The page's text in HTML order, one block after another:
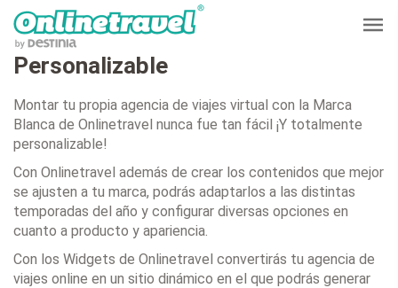
Personalizable
Montar tu propia agencia de viajes virtual con la Marca
Blanca de Onlinetravel nunca fue tan fácil ¡Y totalmente
personalizable!
Con Onlinetravel además de crear los contenidos que mejor
se ajusten a tu marca, podrás adaptarlos a las distintas
temporadas del año y configurar diversas opciones en
cuanto a producto y apariencia.
Con los Widgets de Onlinetravel convertirás tu agencia de
viajes online en un sitio dinámico en el que podrás generar